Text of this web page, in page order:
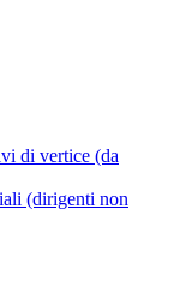
di vertice (da
(dirigenti non